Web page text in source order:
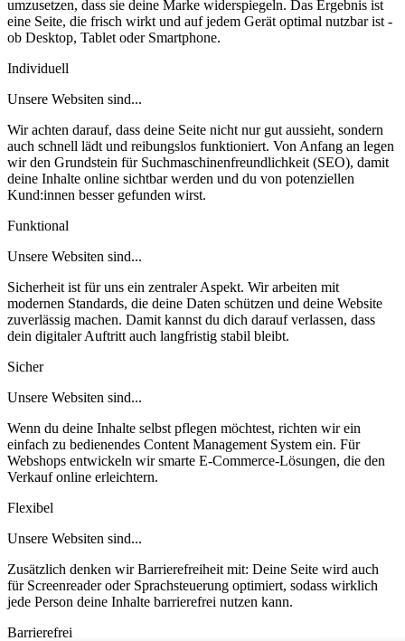
umzusetzen, dass sie deine Marke widerspiegeln. Das Ergebnis ist
eine Seite, die frisch wirkt und auf jedem Gerät optimal nutzbar ist -
ob Desktop, Tablet oder Smartphone.
Individuell
Unsere Websiten sind...
Wir achten darauf, dass deine Seite nicht nur gut aussieht, sondern
auch schnell lädt und reibungslos funktioniert. Von Anfang an legen
wir den Grundstein für Suchmaschinenfreundlichkeit (SEO), damit
deine Inhalte online sichtbar werden und du von potenziellen
Kund:innen besser gefunden wirst.
Funktional
Unsere Websiten sind...
Sicherheit ist für uns ein zentraler Aspekt. Wir arbeiten mit
modernen Standards, die deine Daten schützen und deine Website
zuverlässig machen. Damit kannst du dich darauf verlassen, dass
dein digitaler Auftritt auch langfristig stabil bleibt.
Sicher
Unsere Websiten sind...
Wenn du deine Inhalte selbst pflegen möchtest, richten wir ein
einfach zu bedienendes Content Management System ein. Für
Webshops entwickeln wir smarte E-Commerce-Lösungen, die den
Verkauf online erleichtern.
Flexibel
Unsere Websiten sind...
Zusätzlich denken wir Barrierefreiheit mit: Deine Seite wird auch
für Screenreader oder Sprachsteuerung optimiert, sodass wirklich
jede Person deine Inhalte barrierefrei nutzen kann.
Barrierefrei